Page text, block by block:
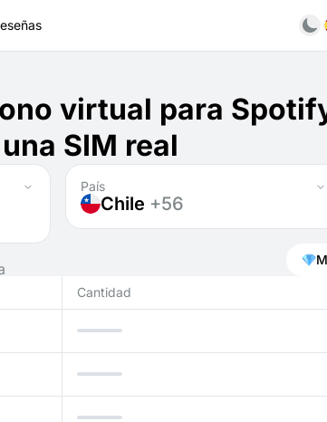
virtual para
SIM real
País
Chile +56
Cantidad